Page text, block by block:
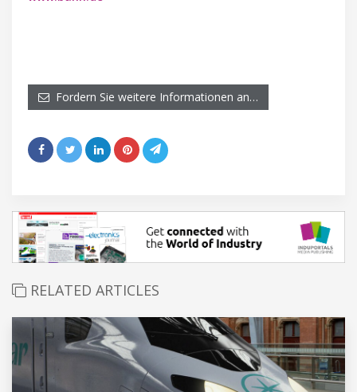
Fordern Sie weitere Informationen an…
RELATED ARTICLES